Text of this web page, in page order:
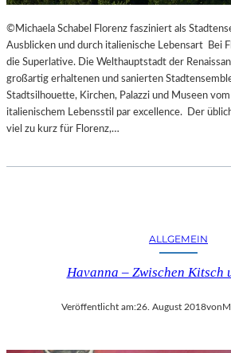
©Michaela Schabel Florenz fasziniert als
Ausblicken und durch italienische Lebensart Bei
die Superlative. Die Welthauptstadt der
großartig erhaltenen und sanierten
Stadtsilhouette, Kirchen, Palazzi und Museen
italienischem Lebensstil par excellence. Der
viel zu kurz für Florenz,…
ALLGEMEIN
Havanna – Zwischen Kitsch
Veröffentlicht am:26. August 2018von